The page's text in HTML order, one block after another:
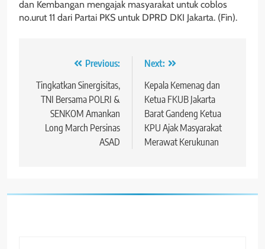
dan Kembangan mengajak masyarakat untuk coblos
no.urut 11 dari Partai PKS untuk DPRD DKI Jakarta. (Fin).
Navigasi
pos
Previous:
Tingkatkan Sinergisitas,
TNI Bersama POLRI &
SENKOM Amankan
Long March Persinas
ASAD
Next:
Kepala Kemenag dan
Ketua FKUB Jakarta
Barat Gandeng Ketua
KPU Ajak Masyarakat
Merawat Kerukunan